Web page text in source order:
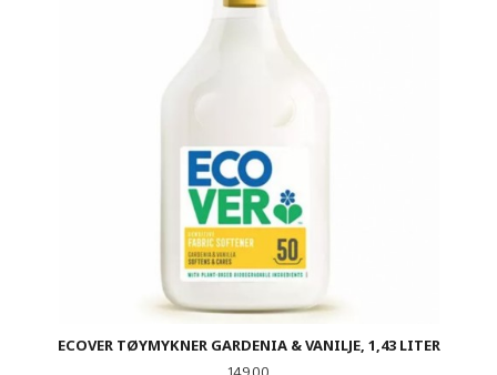
ECOVER TØYMYKNER GARDENIA & VANILJE, 1,43 LITER
Pris